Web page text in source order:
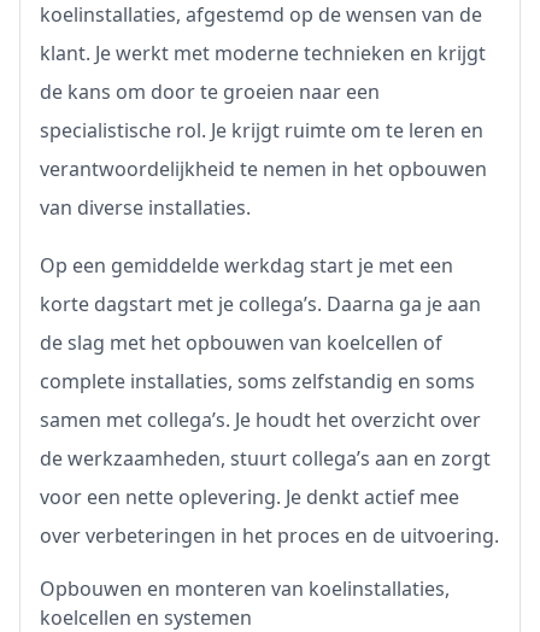
koelinstallaties, afgestemd op de wensen van de
klant. Je werkt met moderne technieken en krijgt
de kans om door te groeien naar een
specialistische rol. Je krijgt ruimte om te leren en
verantwoordelijkheid te nemen in het opbouwen
van diverse installaties.
Op een gemiddelde werkdag start je met een
korte dagstart met je collega’s. Daarna ga je aan
de slag met het opbouwen van koelcellen of
complete installaties, soms zelfstandig en soms
samen met collega’s. Je houdt het overzicht over
de werkzaamheden, stuurt collega’s aan en zorgt
voor een nette oplevering. Je denkt actief mee
over verbeteringen in het proces en de uitvoering.
Opbouwen en monteren van koelinstallaties,
koelcellen en systemen